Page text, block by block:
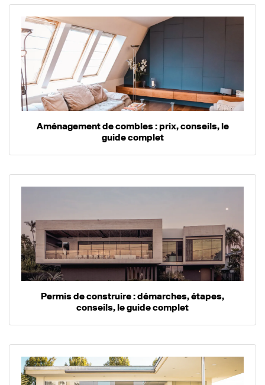
Aménagement de combles : prix, conseils, le
guide complet
Permis de construire : démarches, étapes,
conseils, le guide complet